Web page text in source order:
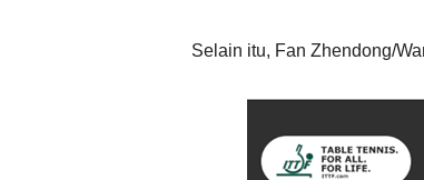
Selain itu, Fan Zhendong/